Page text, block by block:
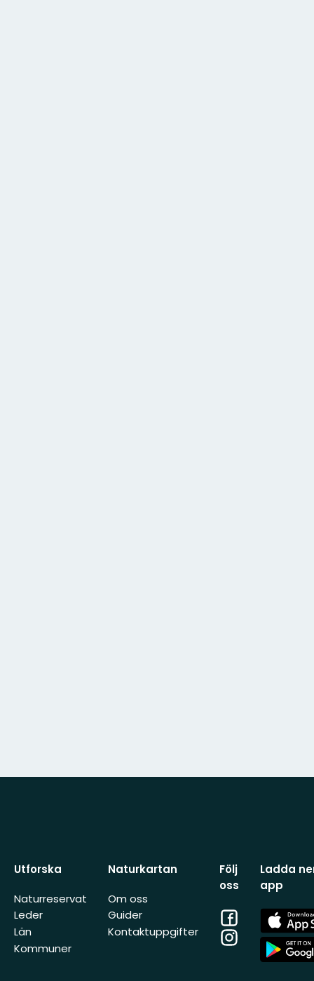
Utforska
Naturreservat
Leder
Län
Kommuner
Naturkartan
Om oss
Guider
Kontaktuppgifter
Följ
oss
Facebook
Instagram
Ladda
app
App
Store
App
Store